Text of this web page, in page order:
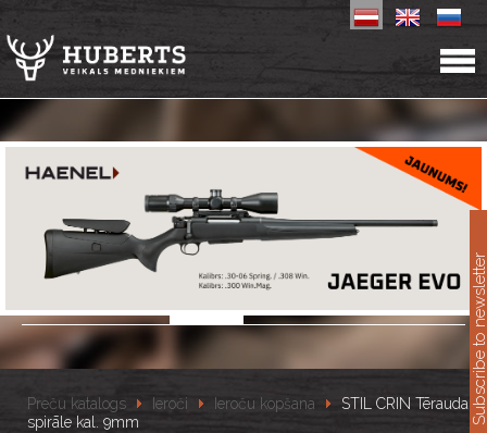
Preču katalogs Ieroči Ieroču kopšana
STIL CRIN Tērauda
spirāle kal. 9mm
Subscribe